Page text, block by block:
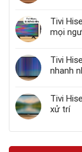
Tivi
mọi
Tivi
nhanh
Tivi
xử trí